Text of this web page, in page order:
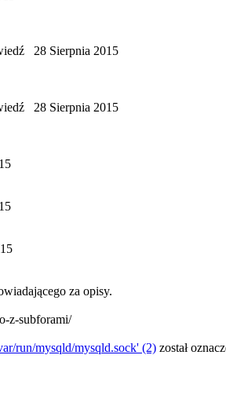
28 Sierpnia 2015
28 Sierpnia 2015
za opisy.
z-subforami/
run/mysqld/mysqld.sock' (2) został